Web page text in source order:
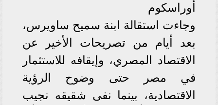
أوراسكوم
وجاءت استقالة ابنة سميح ساويرس،
بعد أيام من تصريحات الأخير عن
الاقتصاد المصري، وإيقافه للاستثمار
في مصر حتى وضوح الرؤية
الاقتصادية، بينما نفى شقيقه نجيب